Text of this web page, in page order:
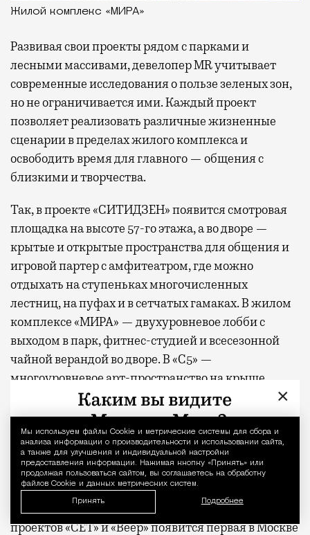
Уведомление
Мы используем файлы Сookie и метрические системы для сбора и
анализа информации о производительности и использовании сайта,
а также для улучшения и индивидуальной настройки
предоставления информации. Нажимая кнопку «Принять» или
продолжая пользоваться сайтом, вы соглашаетесь на обработку
файлов Cookie и данных метрических систем.
Принять Подробнее
Жилой комплекс «МИРА»
Развиваясвои проекты рядом с парками и
лесными массивами, девелопер MR учитывает
современные исследования о пользе зеленых зон,
но не ограничивается ими. Каждый проект
позволяет реализовать различные жизненные
сценарии в пределах жилого комплекса и
освободить время для главного — общения с
близкими и творчества.
Так, в проекте «СИТИДЗЕН» появится смотровая
площадка на высоте 57-го этажа, а во дворе —
крытые и открытые пространства для общения и
игровой партер с амфитеатром, где можно
отдыхать на ступеньках многочисленных
лестниц, на пуфах и в сетчатых гамаках. В жилом
комплексе «МИРА» — двухуровневое лобби с
выходом в парк, фитнес-студией и всесезонной
чайной верандой во дворе. В «С5» —
многоуровневое арт-пространство на крыше,
переговорные, студия йоги и отдельно стоящий
ресторан авторской кухни. В новом премиальном
проекте MR, клубном доме «26 ПАРКВЬЮ», на
первых этажах предусмотрены уютные
пространства для отдыха и деловых встреч, а в
закрытом дворе — фитнес-зоны и места для
занятий йогой на свежем воздухе. В составе
проектов «СЕТ» и «Веер»появитсяпервая в Москве
×